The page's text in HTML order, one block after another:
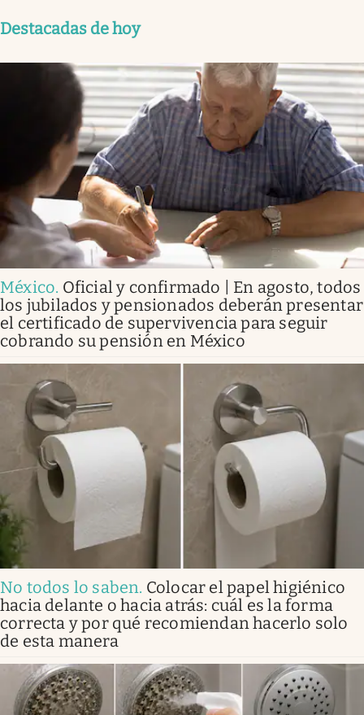
Destacadas de hoy
México. Oficial y confirmado | En agosto, todos
los jubilados y pensionados deberán presentar
el certificado de supervivencia para seguir
cobrando su pensión en México
No todos lo saben. Colocar el papel higiénico
hacia delante o hacia atrás: cuál es la forma
correcta y por qué recomiendan hacerlo solo
de esta manera